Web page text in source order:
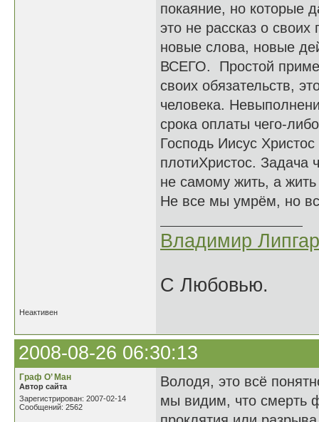
покаяние, но которые
это не рассказ о
новые слова, новые
ВСЕГО. Простой
своих обязательств,
человека.
срока оплаты чего-
Господь Иисус
плотиХристос. Задача
не самому жить, а
Не все мы умрём, но
Владимир
С Любовью.
Неактивен
2008-08-26 06:30:13
Граф О’ Ман
Автор сайта
Зарегистрирован: 2007-02-14
Сообщений: 2562
Володя, это всё
мы видим, что смерть